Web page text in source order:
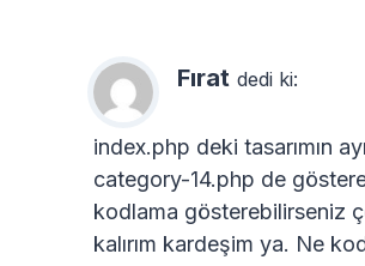
Fırat dedi ki:
index.php deki tasarımın
category-14.php de
kodlama gösterebilirseniz
kalırım kardeşim ya. Ne